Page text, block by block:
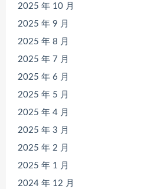
2025 年 10 月
2025 年 9 月
2025 年 8 月
2025 年 7 月
2025 年 6 月
2025 年 5 月
2025 年 4 月
2025 年 3 月
2025 年 2 月
2025 年 1 月
2024 年 12 月